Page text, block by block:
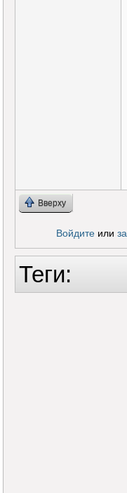
Вверху
Войдитеили
Теги: